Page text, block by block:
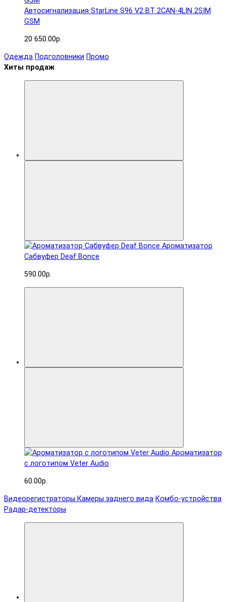
Автосигнализация StarLine S96 V2 BT 2CAN-4LIN 2SIM
GSM
20 650.00р.
Одежда Подголовники Промо
Хиты продаж
Ароматизатор
Сабвуфер Deaf Bonce
590.00р.
Ароматизатор
с логотипом Veter Audio
60.00р.
Видеорегистраторы Камеры заднего вида Комбо-устройства
Радар-детекторы